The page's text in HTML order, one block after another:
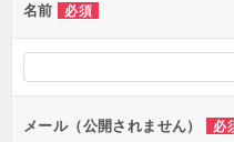
名前 必須
メール（公開されません） 必